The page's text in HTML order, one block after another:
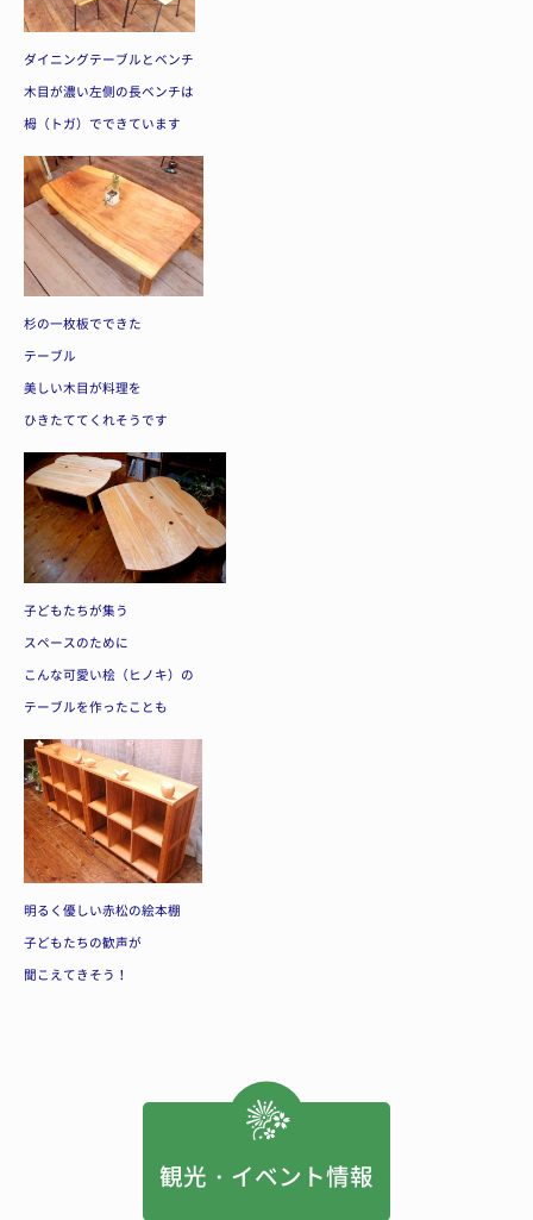
ダイニングテーブルとベンチ
木目が濃い左側の長ベンチは
栂（トガ）でできています
杉の一枚板でできた
テーブル
美しい木目が料理を
ひきたててくれそうです
子どもたちが集う
スペースのために
こんな可愛い桧（ヒノキ）の
テーブルを作ったことも
明るく優しい赤松の絵本棚
子どもたちの歓声が
聞こえてきそう！
観光・イベント情報